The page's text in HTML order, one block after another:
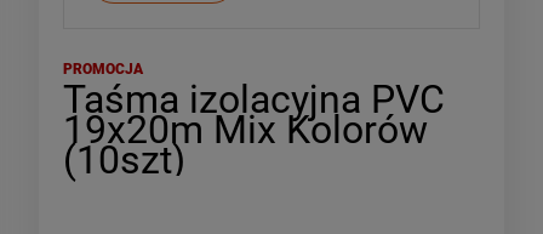
Taśma izolacyjna PVC
19x20m Mix Kolorów
(10szt)
PROMOCJA